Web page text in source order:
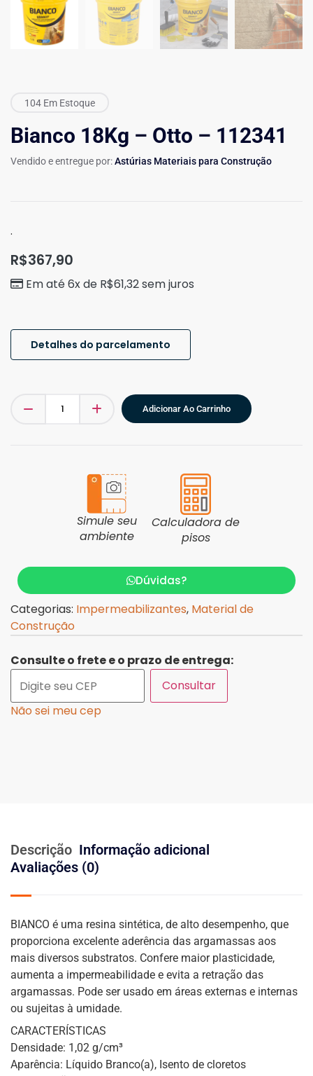
104 Em Estoque
Bianco 18Kg – Otto – 112341
Vendido e entregue por:Astúrias Materiais para Construção
.
R$367,90
Em até 6x de R$61,32sem juros
Detalhes do parcelamento
Adicionar Ao Carrinho
Simule seu
ambiente
Calculadora de
pisos
Dúvidas?
Categorias: Impermeabilizantes, Material de
Construção
Consulte o frete e o prazo de entrega:
Consultar
Não sei meu cep
Descrição Informação adicional
Avaliações (0)
BIANCO é uma resina sintética, de alto desempenho, que
proporciona excelente aderência das argamassas aos
mais diversos substratos. Confere maior plasticidade,
aumenta a impermeabilidade e evita a retração das
argamassas. Pode ser usado em áreas externas e internas
ou sujeitas à umidade.
CARACTERÍSTICAS
Densidade: 1,02 g/cm³
Aparência: Líquido Branco(a), Isento de cloretos